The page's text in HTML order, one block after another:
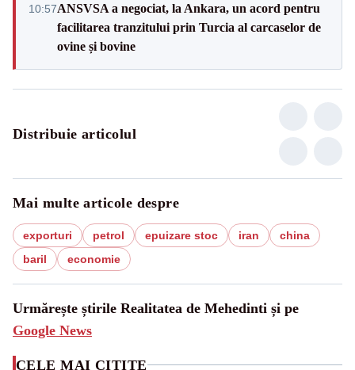
10:57ANSVSA a negociat, la Ankara, un acord pentru
facilitarea tranzitului prin Turcia al carcaselor de
ovine și bovine
Distribuie articolul
Mai multe articole despre
exporturi petrol epuizare stoc iran
china
baril
economie
Urmărește știrile Realitatea de Mehedinti și pe
Google News
CELE MAI CITITE